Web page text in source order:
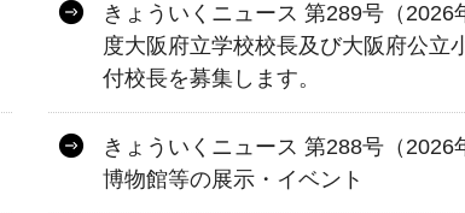
きょういくニュース 第289号（2026
度大阪府立学校校長及び大阪府公立
付校長を募集します。
きょういくニュース 第288号（2026
博物館等の展示・イベント